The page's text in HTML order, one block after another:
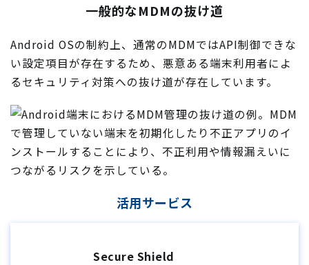
一般的なMDMの抜け道
Android OSの制約上、通常のMDMではAPI制御できな
い設定項目が存在するため、悪意ある端末利用者によ
るセキュリティ対策への抜け道が存在しています。
活用サービス
Secure Shield